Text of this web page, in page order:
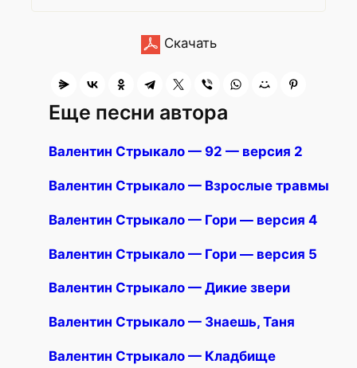
Скачать
Еще песни автора
Валентин Стрыкало — 92 — версия 2
Валентин Стрыкало — Взрослые травмы
Валентин Стрыкало — Гори — версия 4
Валентин Стрыкало — Гори — версия 5
Валентин Стрыкало — Дикие звери
Валентин Стрыкало — Знаешь, Таня
Валентин Стрыкало — Кладбище